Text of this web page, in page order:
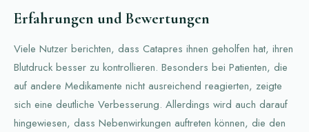
Erfahrungen und Bewertungen
Viele Nutzer berichten, dass Catapres ihnen geholfen hat, ihren
Blutdruck besser zu kontrollieren. Besonders bei Patienten, die
auf andere Medikamente nicht ausreichend reagierten, zeigte
sich eine deutliche Verbesserung. Allerdings wird auch darauf
hingewiesen, dass Nebenwirkungen auftreten können, die den